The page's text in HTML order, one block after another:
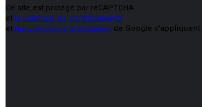
Ce site est protégé par reCAPTCHA
et la politique de confidentialité
et les conditions d'utilisation de Google s'appliquent.